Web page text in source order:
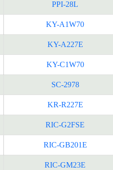
PPI-28L
KY-A1W70
KY-A227E
KY-C1W70
SC-2978
KR-R227E
RIC-G2FSE
RIC-GB201E
RIC-GM23E